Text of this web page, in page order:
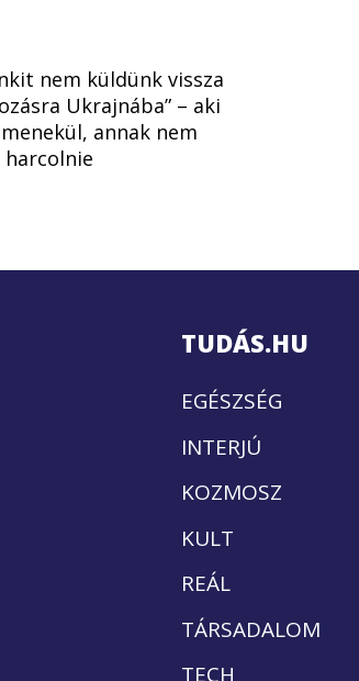
nem küldünk vissza
Ukrajnába” – aki
annak nem
harcolnie
TUDÁS.HU
EGÉSZSÉG
INTERJÚ
KOZMOSZ
KULT
REÁL
TÁRSADALOM
TECH